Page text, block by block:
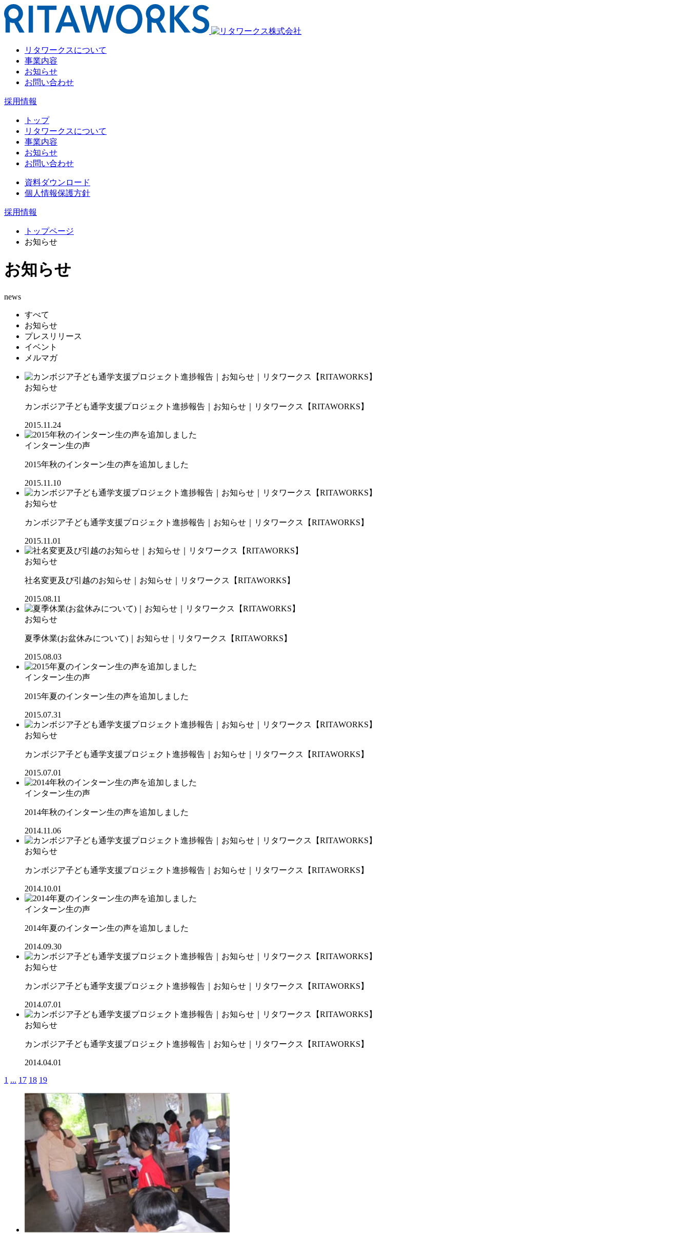
リタワークスについて
事業内容
お知らせ
お問い合わせ
採用情報
トップ
リタワークスについて
事業内容
お知らせ
お問い合わせ
資料ダウンロード
個人情報保護方針
採用情報
トップページ
お知らせ
お知らせ
news
すべて
お知らせ
プレスリリース
イベント
メルマガ
お知らせ
カンボジア子ども通学支援プロジェクト進捗報告｜お知らせ｜リタワークス【RITAWORKS】
2015.11.24
インターン生の声
2015年秋のインターン生の声を追加しました
2015.11.10
お知らせ
カンボジア子ども通学支援プロジェクト進捗報告｜お知らせ｜リタワークス【RITAWORKS】
2015.11.01
お知らせ
社名変更及び引越のお知らせ｜お知らせ｜リタワークス【RITAWORKS】
2015.08.11
お知らせ
夏季休業(お盆休みについて)｜お知らせ｜リタワークス【RITAWORKS】
2015.08.03
インターン生の声
2015年夏のインターン生の声を追加しました
2015.07.31
お知らせ
カンボジア子ども通学支援プロジェクト進捗報告｜お知らせ｜リタワークス【RITAWORKS】
2015.07.01
インターン生の声
2014年秋のインターン生の声を追加しました
2014.11.06
お知らせ
カンボジア子ども通学支援プロジェクト進捗報告｜お知らせ｜リタワークス【RITAWORKS】
2014.10.01
インターン生の声
2014年夏のインターン生の声を追加しました
2014.09.30
お知らせ
カンボジア子ども通学支援プロジェクト進捗報告｜お知らせ｜リタワークス【RITAWORKS】
2014.07.01
お知らせ
カンボジア子ども通学支援プロジェクト進捗報告｜お知らせ｜リタワークス【RITAWORKS】
2014.04.01
1 ... 17 18 19